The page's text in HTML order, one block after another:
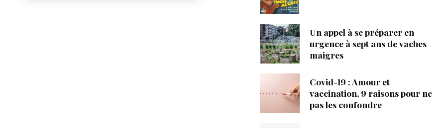
Un appel à se préparer en
urgence à sept ans de vaches
maigres
Covid-19 : Amour et
vaccination, 9 raisons pour ne
pas les confondre